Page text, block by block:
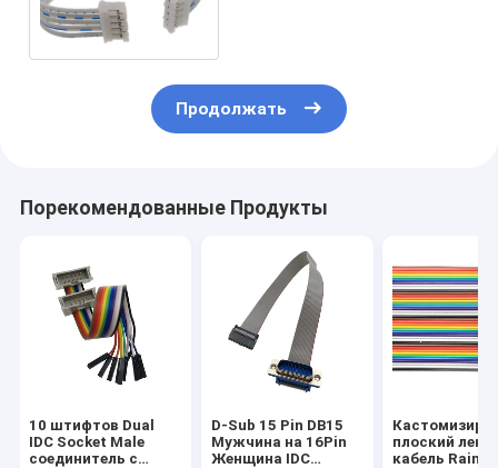
Продолжать
Порекомендованные Продукты
10 штифтов Dual
IDC Socket Male
соединитель с
D-Sub 15 Pin DB15
Мужчина на 16Pin
Женщина IDC
плоский
кабель